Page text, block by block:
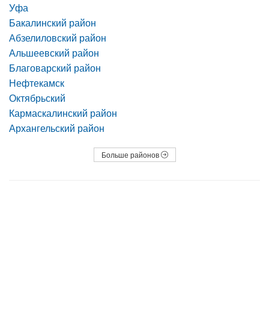
Уфа
Бакалинский район
Абзелиловский район
Альшеевский район
Благоварский район
Нефтекамск
Октябрьский
Кармаскалинский район
Архангельский район
Больше районов